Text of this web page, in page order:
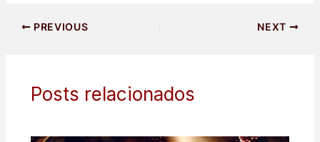
PREVIOUS NEXT
Posts relacionados